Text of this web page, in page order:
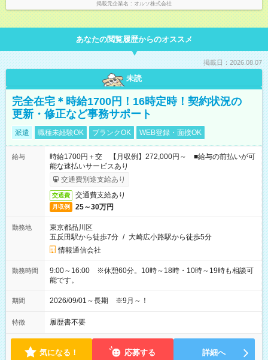
掲載元企業名 オルソ株式会社
あなたの閲覧履歴からのオススメ
掲載日：2026.08.07
未読
完全在宅＊時給1700円！16時定時！契約状況の
更新・修正など事務サポート
派遣 職種未経験OK ブランクOK WEB登録・面接OK
給与
時給1700円＋交 【月収例】272,000円～ ■給与の前払いが可
能な速払いサービスあり
交通費別途支給あり
交通費 交通費支給あり
月収例 25～30万円
勤務地
東京都品川区
五反田駅から徒歩7分 / 大崎広小路駅から徒歩5分
情報通信会社
勤務時間
9:00～16:00 ※休憩60分。10時～18時・10時～19時も相談可
能です。
期間 2026/09/01～長期 ※9月～！
特徴 履歴書不要
気になる！ 応募する 詳細へ